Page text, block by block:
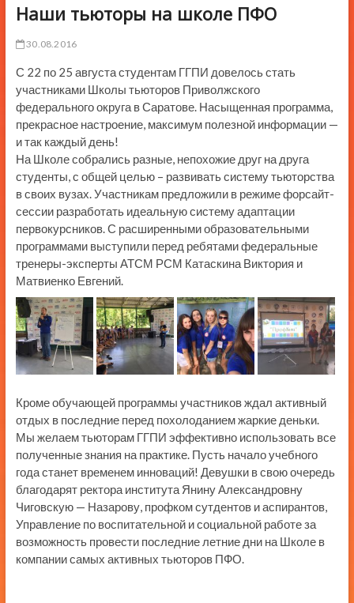
Наши тьюторы на школе ПФО
30.08.2016
С 22 по 25 августа студентам ГГПИ довелось стать
участниками Школы тьюторов Приволжского
федерального округа в Саратове. Насыщенная программа,
прекрасное настроение, максимум полезной информации —
и так каждый день!
На Школе собрались разные, непохожие друг на друга
студенты, с общей целью – развивать систему тьюторства
в своих вузах. Участникам предложили в режиме форсайт-
сессии разработать идеальную систему адаптации
первокурсников. С расширенными образовательными
программами выступили перед ребятами федеральные
тренеры-эксперты АТСМ РСМ Катаскина Виктория и
Матвиенко Евгений.
Кроме обучающей программы участников ждал активный
отдых в последние перед похолоданием жаркие деньки.
Мы желаем тьюторам ГГПИ эффективно использовать все
полученные знания на практике. Пусть начало учебного
года станет временем инноваций! Девушки в свою очередь
благодарят ректора института Янину Александровну
Чиговскую — Назарову, профком сутдентов и аспирантов,
Управление по воспитательной и социальной работе за
возможность провести последние летние дни на Школе в
компании самых активных тьюторов ПФО.